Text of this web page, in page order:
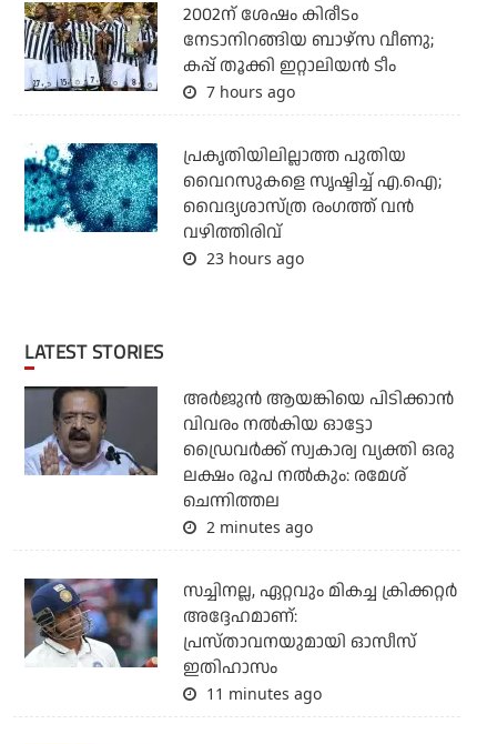
2002ന് ശേഷം കിരീടം
നേടാനിറങ്ങിയ ബാഴ്സ വീണു;
കപ്പ് തൂക്കി ഇറ്റാലിയൻ ടീം
7 hours ago
പ്രകൃതിയിലില്ലാത്ത പുതിയ
വൈറസുകളെ സൃഷ്ടിച്ച് എ.ഐ;
വൈദ്യശാസ്ത്ര രംഗത്ത് വന്‍
വഴിത്തിരിവ്
23 hours ago
LATEST STORIES
അര്‍ജുന്‍ ആയങ്കിയെ പിടിക്കാന്‍
വിവരം നല്‍കിയ ഓട്ടോ
ഡ്രൈവര്‍ക്ക് സ്വകാര്വ വ്യക്തി ഒരു
ലക്ഷം രൂപ നല്‍കും: രമേശ്
ചെന്നിത്തല
2 minutes ago
സച്ചിനല്ല, ഏറ്റവും മികച്ച ക്രിക്കറ്റര്‍
അദ്ദേഹമാണ്:
പ്രസ്താവനയുമായി ഓസീസ്
ഇതിഹാസം
11 minutes ago